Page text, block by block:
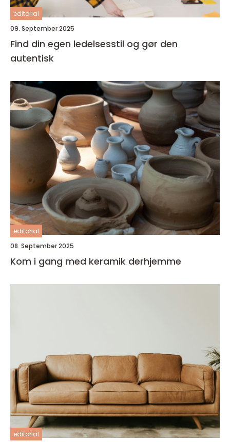
editorial
09. September 2025
Find din egen ledelsesstil og gør den
autentisk
editorial
08. September 2025
Kom i gang med keramik derhjemme
editorial